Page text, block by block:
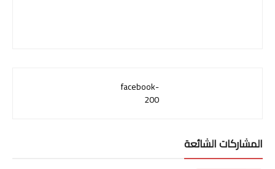
facebook-
200
المشاركات الشائعة